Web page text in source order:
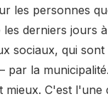
les personnes
derniers jours
sociaux, qui
la
C'est